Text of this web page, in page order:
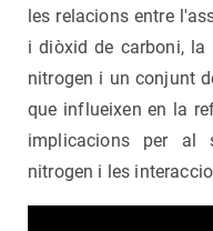
les relacions entre
i diòxid de carboni, la
nitrogen i un conjunt
que influeixen en la
implicacions per al
nitrogen i les